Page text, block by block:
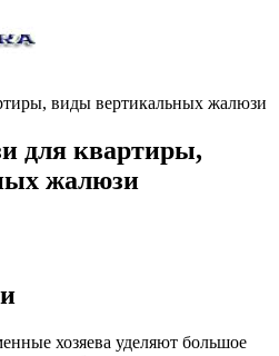
виды вертикальных жалюзи
для квартиры,
жалюзи
хозяева уделяют большое